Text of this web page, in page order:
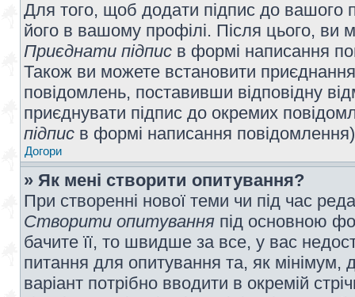
Для того, щоб додати підпис до вашого
його в вашому профілі. Після цього, ви
Приєднати підпис в формі написання
Також ви можете встановити
повідомлень, поставивши відповідну
приєднувати підпис до окремих
підпис в формі написання
Догори
» Як мені створити опитування?
При створенні нової теми чи під час
Створити опитування під основною
бачите її, то швидше за все, у вас
питання для опитування та, як мінімум,
варіант потрібно вводити в окремій